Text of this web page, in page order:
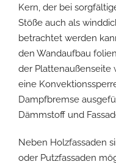
Kern, der bei
Stöße auch als
betrachtet werden
den Wandaufbau
der Plattenaußenseite
eine
Dampfbremse
Dämmstoff und
Neben Holzfassaden
oder Putzfassaden